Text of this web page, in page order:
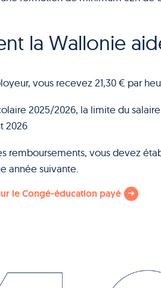
la Wallonie
vous recevez 21,30 € par
2025/2026, la limite du
2026
remboursements, vous devez
année suivante.
le Congé-éducation payé